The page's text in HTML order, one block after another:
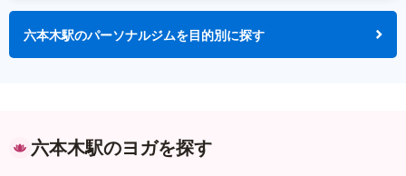
六本木駅のパーソナルジムを目的別に探す
六本木駅のヨガを探す